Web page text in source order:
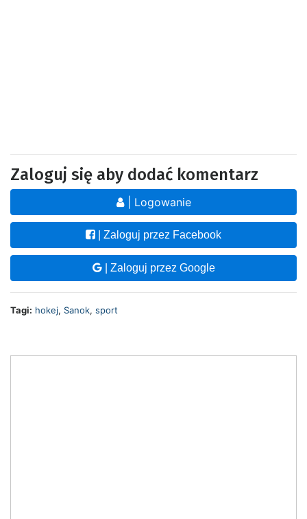
Zaloguj się aby dodać komentarz
| Logowanie
| Zaloguj przez Facebook
| Zaloguj przez Google
Tagi: hokej, Sanok, sport